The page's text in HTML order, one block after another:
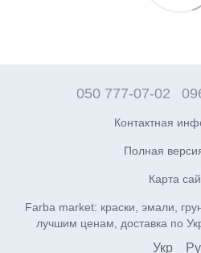
050 777-07-02
Контактная
Полная
Карта
Farba market: краски, эмали,
лучшим ценам, доставка по
Укр